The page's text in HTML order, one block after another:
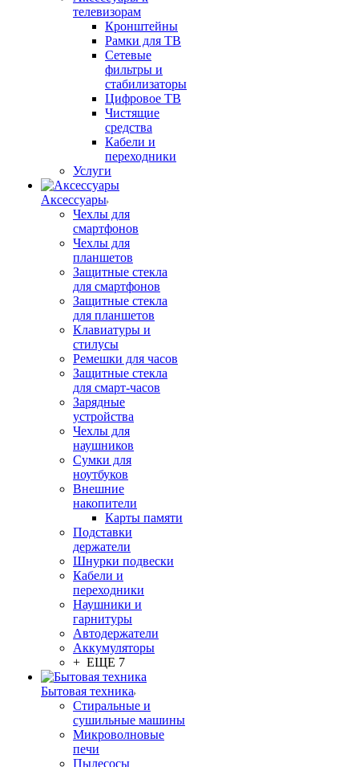
телевизорам
Кронштейны
Рамки для ТВ
Сетевые
фильтры и
стабилизаторы
Цифровое ТВ
Чистящие
средства
Кабели и
переходники
Услуги
Аксессуары
Чехлы для
смартфонов
Чехлы для
планшетов
Защитные стекла
для смартфонов
Защитные стекла
для планшетов
Клавиатуры и
стилусы
Ремешки для часов
Защитные стекла
для смарт-часов
Зарядные
устройства
Чехлы для
наушников
Сумки для
ноутбуков
Внешние
накопители
Карты памяти
Подставки
держатели
Шнурки подвески
Кабели и
переходники
Наушники и
гарнитуры
Автодержатели
Аккумуляторы
+ ЕЩЕ 7
Бытовая техника
Стиральные и
сушильные машины
Микроволновые
печи
Пылесосы